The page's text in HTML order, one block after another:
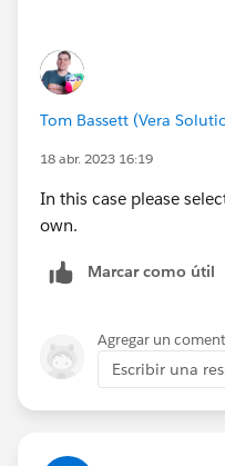
Tom Bassett (Vera
18 abr. 2023 16:19
In this case please
own.
Marcar como útil
Agregar un
Escribir una